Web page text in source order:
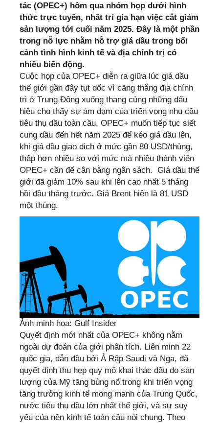
tác (OPEC+) hôm qua nhóm họp dưới hình
thức trực tuyến, nhất trí gia hạn việc cắt giảm
sản lượng tới cuối năm 2025. Đây là một phần
trong nỗ lực nhằm hỗ trợ giá dầu trong bối
cảnh tình hình kinh tế và địa chính trị có
nhiều biến động.
Cuộc họp của OPEC+ diễn ra giữa lúc giá dầu
thế giới gần đây tụt dốc vì căng thẳng địa chính
trị ở Trung Đông xuống thang cùng những dấu
hiệu cho thấy sự ảm đạm của triển vọng nhu cầu
tiêu thụ dầu toàn cầu. OPEC+ muốn tiếp tục siết
cung dầu đến hết năm 2025 để kéo giá dầu lên,
khi giá dầu giao dịch ở mức gần 80 USD/thùng,
thấp hơn nhiều so với mức mà nhiều thành viên
OPEC+ cần để cân bằng ngân sách. Giá dầu thế
giới đã giảm 10% sau khi lên cao nhất 5 tháng
hồi đầu tháng trước. Giá Brent hiện là 81 USD
một thùng.
Ảnh minh họa: Gulf Insider
Quyết định mới nhất của OPEC+ không nằm
ngoài dự đoán của giới phân tích. Liên minh 22
quốc gia, dẫn đầu bởi Ả Rập Saudi và Nga, đã
quyết định thu hẹp quy mô khai thác dầu do sản
lượng của Mỹ tăng bùng nổ trong khi triển vọng
tăng trưởng kinh tế mong manh của Trung Quốc,
nước tiêu thụ dầu lớn nhất thế giới, và sự suy
yếu của nền kinh tế toàn cầu nói chung. Theo